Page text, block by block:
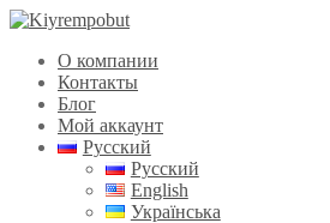
О компании
Контакты
Блог
Мой аккаунт
Русский
Русский
English
Українська